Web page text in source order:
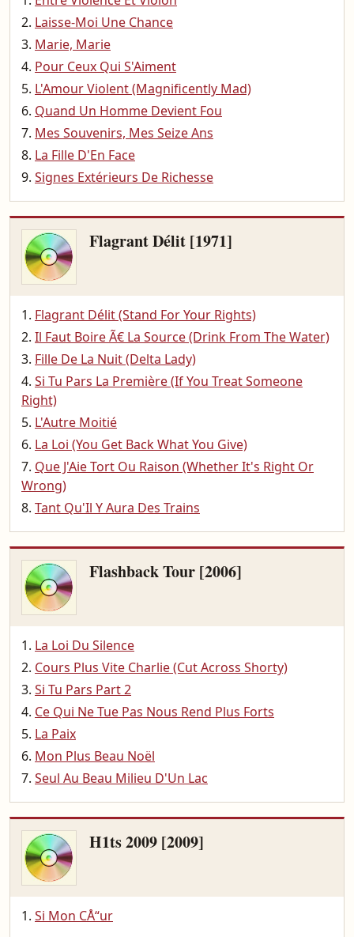
Laisse-Moi Une Chance
Marie, Marie
Pour Ceux Qui S'Aiment
L'Amour Violent (Magnificently Mad)
Quand Un Homme Devient Fou
Mes Souvenirs, Mes Seize Ans
La Fille D'En Face
Signes Extérieurs De Richesse
Flagrant Délit [1971]
Flagrant Délit (Stand For Your Rights)
Il Faut Boire Ã€ La Source (Drink From The Water)
Fille De La Nuit (Delta Lady)
Si Tu Pars La Première (If You Treat Someone
Right)
L'Autre Moitié
La Loi (You Get Back What You Give)
Que J'Aie Tort Ou Raison (Whether It's Right Or
Wrong)
Tant Qu'Il Y Aura Des Trains
Flashback Tour [2006]
La Loi Du Silence
Cours Plus Vite Charlie (Cut Across Shorty)
Si Tu Pars Part 2
Ce Qui Ne Tue Pas Nous Rend Plus Forts
La Paix
Mon Plus Beau Noël
Seul Au Beau Milieu D'Un Lac
H1ts 2009 [2009]
Si Mon CÅ“ur